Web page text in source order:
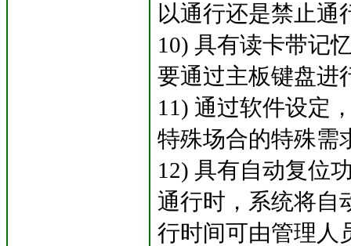
以通行还是禁止通
10) 具有读卡带记
要通过主板键盘进
11) 通过软件设定
特殊场合的特殊需
12) 具有自动复位
通行时，系统将自
行时间可由管理人